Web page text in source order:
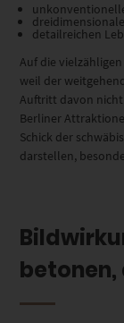
detailreichen
Auf die
weil der
Auftritt davon
Berliner
Schick der
darstellen,